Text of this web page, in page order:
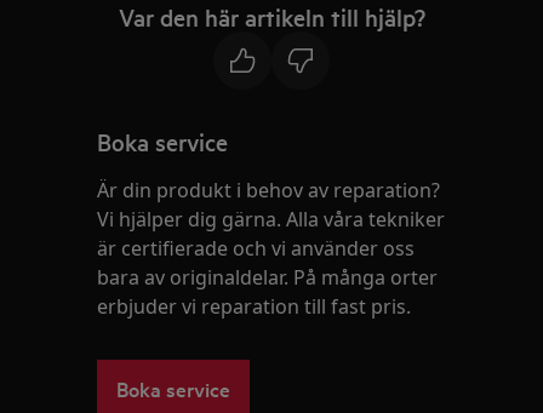
Var den här artikeln till hjälp?
Boka service
Är din produkt i behov av reparation?
Vi hjälper dig gärna. Alla våra tekniker
är certifierade och vi använder oss
bara av originaldelar. På många orter
erbjuder vi reparation till fast pris.
Boka service